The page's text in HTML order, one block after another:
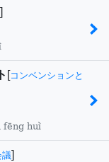
]
[コンベンションと
fēng huì
議]